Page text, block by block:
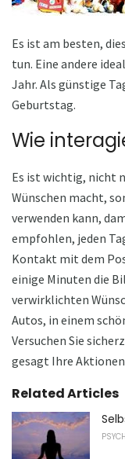
Es ist am besten,
tun. Eine andere
Jahr. Als günstige
Geburtstag.
Wie
Es ist wichtig, nicht
Wünschen macht,
verwenden kann,
empfohlen, jeden
Kontakt mit dem
einige Minuten die
verwirklichten
Autos, in einem
Versuchen Sie
gesagt Ihre
Related Articles